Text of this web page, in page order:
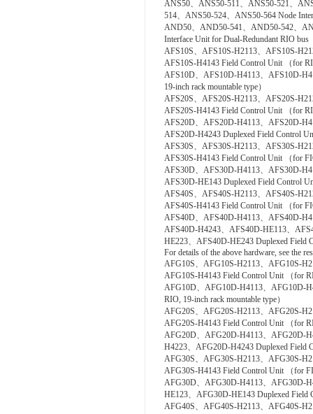
ANS50、ANS50-511、ANS50-521、
514、ANS50-524、ANS50-564 Node
AND50、AND50-541、AND50-542、
Interface Unit for Dual-Redundant RIO bus
AFS10S、AFS10S-H2113、AFS10S-
AFS10S-H4143 Field Control Unit （for
AFS10D、AFS10D-H4113、AFS10D-
19-inch rack mountable type）
AFS20S、AFS20S-H2113、AFS20S-
AFS20S-H4143 Field Control Unit （for
AFS20D、AFS20D-H4113、AFS20D-
AFS20D-H4243 Duplexed Field Control
AFS30S、AFS30S-H2113、AFS30S-
AFS30S-H4143 Field Control Unit （for
AFS30D、AFS30D-H4113、AFS30D-
AFS30D-HE143 Duplexed Field Control
AFS40S、AFS40S-H2113、AFS40S-
AFS40S-H4143 Field Control Unit （for
AFS40D、AFS40D-H4113、AFS40D-
AFS40D-H4243、AFS40D-HE113、
HE223、AFS40D-HE243 Duplexed Field
For details of the above hardware, see the
AFG10S、AFG10S-H2113、AFG10S-
AFG10S-H4143 Field Control Unit （for
AFG10D、AFG10D-H4113、AFG10D-
RIO, 19-inch rack mountable type）
AFG20S、AFG20S-H2113、AFG20S-
AFG20S-H4143 Field Control Unit （for
AFG20D、AFG20D-H4113、AFG20D-
H4223、AFG20D-H4243 Duplexed Field
AFG30S、AFG30S-H2113、AFG30S-
AFG30S-H4143 Field Control Unit （for
AFG30D、AFG30D-H4113、AFG30D-
HE123、AFG30D-HE143 Duplexed Field
AFG40S、AFG40S-H2113、AFG40S-